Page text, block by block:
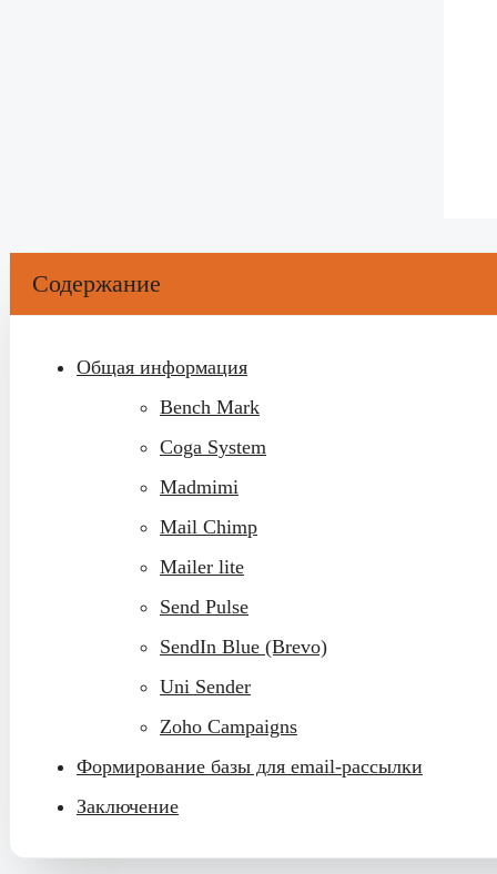
Содержание
Общая информация
Bench Mark
Coga System
Madmimi
Mail Chimp
Mailer lite
Send Pulse
SendIn Blue (Brevo)
Uni Sender
Zoho Campaigns
Формирование базы для email-рассылки
Заключение